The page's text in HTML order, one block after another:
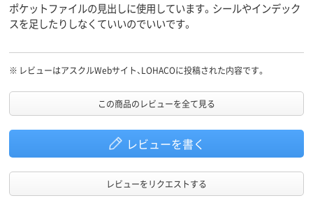
ポケットファイルの見出しに使用しています。シールやインデック
スを足したりしなくていいのでいいです。
※ レビューはアスクルWebサイト、LOHACOに投稿された内容です。
この商品のレビューを全て見る
レビューを書く
レビューをリクエストする